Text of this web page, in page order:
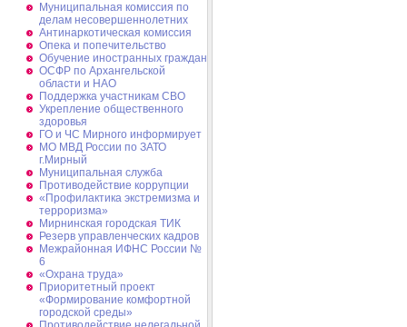
Муниципальная комиссия по
делам несовершеннолетних
Антинаркотическая комиссия
Опека и попечительство
Обучение иностранных граждан
ОСФР по Архангельской
области и НАО
Поддержка участникам СВО
Укрепление общественного
здоровья
ГО и ЧС Мирного информирует
МО МВД России по ЗАТО
г.Мирный
Муниципальная cлужба
Противодействие коррупции
«Профилактика экстремизма и
терроризма»
Мирнинская городская ТИК
Резерв управленческих кадров
Межрайонная ИФНС России №
6
«Охрана труда»
Приоритетный проект
«Формирование комфортной
городской среды»